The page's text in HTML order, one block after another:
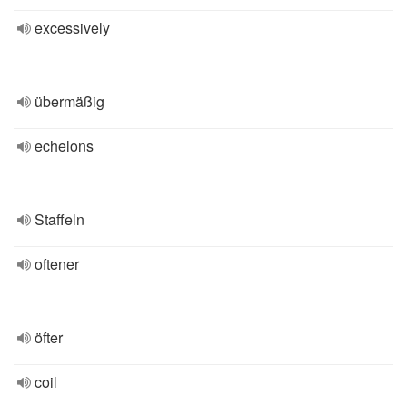
excessively
übermäßig
echelons
Staffeln
oftener
öfter
coil